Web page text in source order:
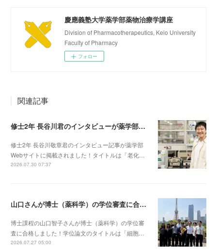
慶應義塾大学薬学部薬物治療学講座
Division of Pharmacotherapeutics, Keio University
Faculty of Pharmacy
フォロー
関連記事
修士2年 長谷川君のインタビューが薬学部Webサイトに掲載されました！
修士2年 長谷川敬章君のインタビュー記事が薬学部
Webサイトに掲載されました！タイトルは「老化…
2026.07.30 07:37
山口さんが博士（薬科学）の学位審査に合格しました！
博士課程の山口智子さんが博士（薬科学）の学位審
査に合格しました！学位論文のタイトルは「細胞…
2026.07.27 05:00